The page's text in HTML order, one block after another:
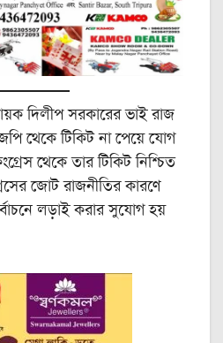
দিলীপ সরকারের ভাই রাজ
থেকে টিকিট না পেয়ে যোগ
থেকে তার টিকিট নিশ্চিত
জোট রাজনীতির কারণে
লড়াই করার সুযোগ হয়